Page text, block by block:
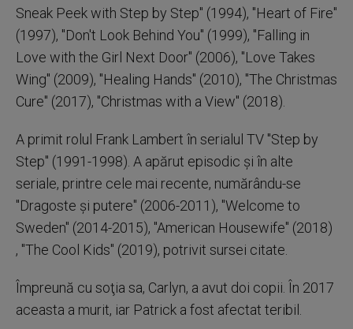
Sneak Peek with Step by Step" (1994), "Heart of Fire"
(1997), "Don't Look Behind You" (1999), "Falling in
Love with the Girl Next Door" (2006), "Love Takes
Wing" (2009), "Healing Hands" (2010), "The Christmas
Cure" (2017), "Christmas with a View" (2018).
A primit rolul Frank Lambert în serialul TV "Step by
Step" (1991-1998). A apărut episodic şi în alte
seriale, printre cele mai recente, numărându-se
"Dragoste şi putere" (2006-2011), "Welcome to
Sweden" (2014-2015), "American Housewife" (2018)
, "The Cool Kids" (2019), potrivit sursei citate.
Împreună cu soţia sa, Carlyn, a avut doi copii. În 2017
aceasta a murit, iar Patrick a fost afectat teribil.